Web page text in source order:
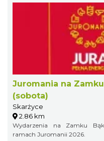
Juromania na
(sobota)
Skarżyce
2.86 km
Wydarzenia na Zamku
ramach Juromanii 2026.